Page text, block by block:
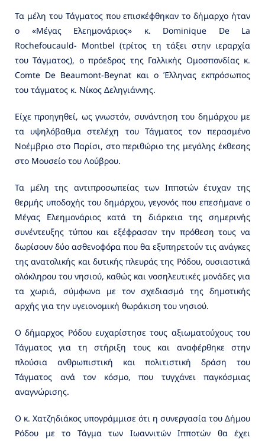
Τα μέλη του Τάγματος που επισκέφθηκαν το δήμαρχο ήταν
ο «Μέγας Ελεημονάριος» κ. Dominique De La
Rochefoucauld- Montbel (τρίτος τη τάξει στην ιεραρχία
του Τάγματος), ο πρόεδρος της Γαλλικής Ομοσπονδίας κ.
Comte De Beaumont-Beynat και ο Έλληνας εκπρόσωπος
του τάγματος κ. Νίκος Δεληγιάννης.
Είχε προηγηθεί, ως γνωστόν, συνάντηση του δημάρχου με
τα υψηλόβαθμα στελέχη του Τάγματος τον περασμένο
Νοέμβριο στο Παρίσι, στο περιθώριο της μεγάλης έκθεσης
στο Μουσείο του Λούβρου.
Τα μέλη της αντιπροσωπείας των Ιπποτών έτυχαν της
θερμής υποδοχής του δημάρχου, γεγονός που επεσήμανε ο
Μέγας Ελεημονάριος κατά τη διάρκεια της σημερινής
συνέντευξης τύπου και εξέφρασαν την πρόθεση τους να
δωρίσουν δύο ασθενοφόρα που θα εξυπηρετούν τις ανάγκες
της ανατολικής και δυτικής πλευράς της Ρόδου, ουσιαστικά
ολόκληρου του νησιού, καθώς και νοσηλευτικές μονάδες για
τα χωριά, σύμφωνα με τον σχεδιασμό της δημοτικής
αρχής για την υγειονομική θωράκιση του νησιού.
Ο δήμαρχος Ρόδου ευχαρίστησε τους αξιωματούχους του
Τάγματος για τη στήριξη τους και αναφέρθηκε στην
πλούσια ανθρωπιστική και πολιτιστική δράση του
Τάγματος ανά τον κόσμο, που τυγχάνει παγκόσμιας
αναγνώρισης.
Ο κ. Χατζηδιάκος υπογράμμισε ότι η συνεργασία του Δήμου
Ρόδου με το Τάγμα των Ιωαννιτών Ιπποτών θα έχει